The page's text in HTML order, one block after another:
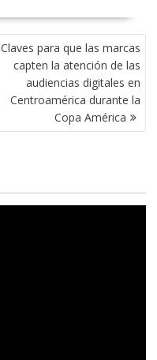
Claves para que las marcas
capten la atención de las
audiencias digitales en
Centroamérica durante la
Copa América